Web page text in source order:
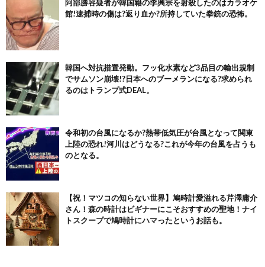
阿部勝容疑者が韓国籍の李興宗を射殺したのはカラオケ
館!逮捕時の傷は?返り血か?所持していた拳銃の恐怖。
韓国へ対抗措置発動。フッ化水素など3品目の輸出規制
でサムソン崩壊!?日本へのブーメランになる?求められ
るのはトランプ式DEAL。
令和初の台風になるか?熱帯低気圧が台風となって関東
上陸の恐れ!河川はどうなる?これが今年の台風を占うも
のとなる。
【祝！マツコの知らない世界】鳩時計愛溢れる芹澤庸介
さん！森の時計はビギナーにこそおすすめの聖地！ナイ
トスクープで鳩時計にハマったというお話も。